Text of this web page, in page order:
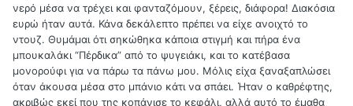
νερό μέσα να τρέχει και φανταζόμουν, ξέρεις, διάφορα! Διακόσια
ευρώ ήταν αυτά. Κάνα δεκάλεπτο πρέπει να είχε ανοιχτό το
ντουζ. Θυμάμαι ότι σηκώθηκα κάποια στιγμή και πήρα ένα
μπουκαλάκι “Πέρδικα” από το ψυγειάκι, και το κατέβασα
μονορούφι για να πάρω τα πάνω μου. Μόλις είχα ξαναξαπλώσει
όταν άκουσα μέσα στο μπάνιο κάτι να σπάει. Ήταν ο καθρέφτης,
ακριβώς εκεί που της κοπάνισε το κεφάλι, αλλά αυτό το έμαθα